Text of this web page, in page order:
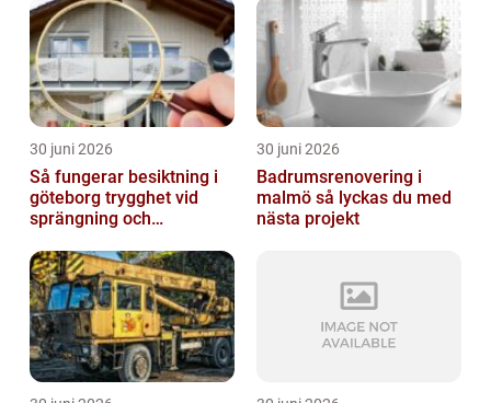
30 juni 2026
Så fungerar besiktning i
göteborg trygghet vid
sprängning och
30 juni 2026
Badrumsrenovering i
malmö så lyckas du med
nästa projekt